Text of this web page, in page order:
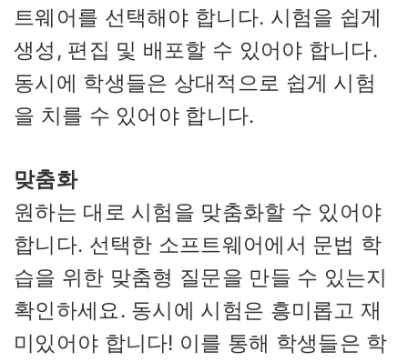
트웨어를 선택해야 합니다. 시험을 쉽게
생성, 편집 및 배포할 수 있어야 합니다.
동시에 학생들은 상대적으로 쉽게 시험
을 치를 수 있어야 합니다.
맞춤화
원하는 대로 시험을 맞춤화할 수 있어야
합니다. 선택한 소프트웨어에서 문법 학
습을 위한 맞춤형 질문을 만들 수 있는지
확인하세요. 동시에 시험은 흥미롭고 재
미있어야 합니다! 이를 통해 학생들은 학